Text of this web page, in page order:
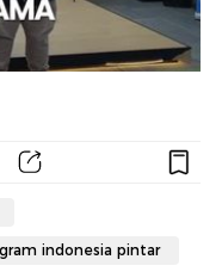
indonesia pintar